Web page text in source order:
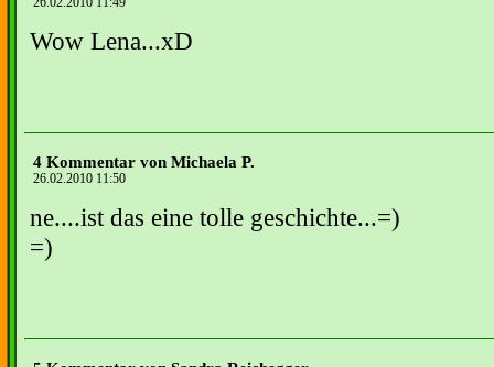
Wow Lena...xD
4 Kommentar von Michaela P.
26.02.2010 11:50
ne....ist das eine tolle geschichte...=)
=)